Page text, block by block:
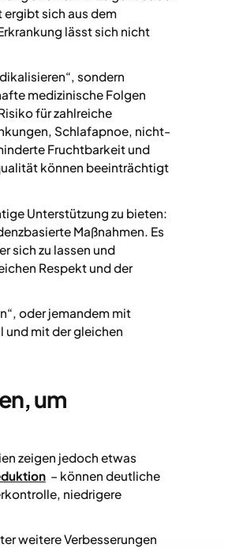
sich aus dem
lässt sich nicht
sondern
medizinische Folgen
für zahlreiche
Schlafapnoe, nicht-
Fruchtbarkeit und
können beeinträchtigt
Unterstützung zu bieten:
Maßnahmen. Es
sich zu lassen und
Respekt und der
oder jemandem mit
und mit der gleichen
um
zeigen jedoch etwas
– können deutliche
niedrigere
weitere Verbesserungen